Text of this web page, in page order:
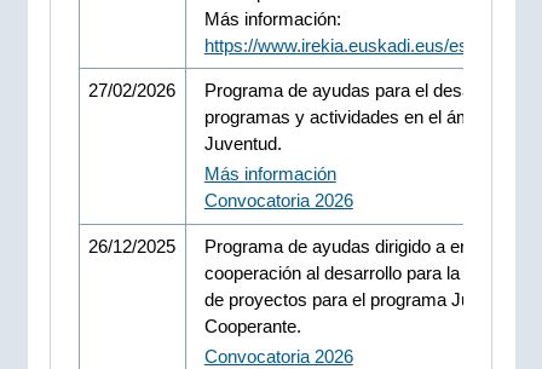
Más información:
https://www.irekia.euskadi.eus/es/news/
27/02/2026
Programa de ayudas para el desarrollo de
programas y actividades en el ámbito de
Juventud.
Más información
Convocatoria 2026
26/12/2025
Programa de ayudas dirigido a entidades
cooperación al desarrollo para la
de proyectos para el programa Juventud
Cooperante.
Convocatoria 2026